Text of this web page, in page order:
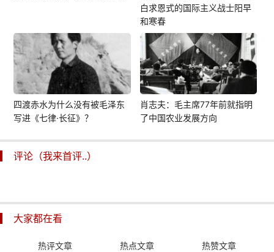
白求恩式的国际主义战士阳早
和寒春
四渡赤水为什么没有被毛泽东
写进《七律·长征》？
肖志夫：毛主席77年前就指明
了中国农业发展方向
评论（我来首评..）
大家都在看
热评文章 热点文章 热赞文章